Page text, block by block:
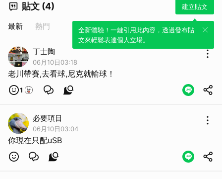
貼文 (4) 建立貼文
全新體驗！一鍵引用此內容，透過發布貼
文來輕鬆表達個人立場。
最新 熱門
丁士陶
06月10日03:18
老川帶賽,去看球,尼克就輸球！
1
必要項目
06月10日03:04
你現在只配uSB